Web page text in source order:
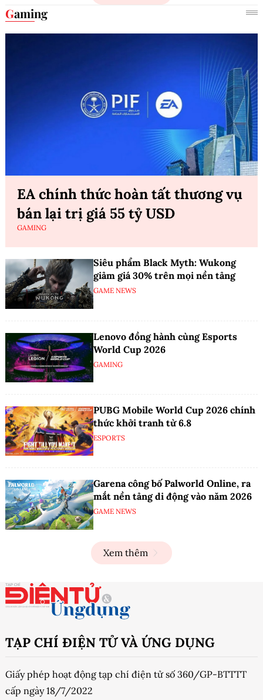
Gaming
EA chính thức hoàn tất thương vụ
bán lại trị giá 55 tỷ USD
GAMING
Siêu phẩm Black Myth: Wukong
giảm giá 30% trên mọi nền tảng
GAME NEWS
Lenovo đồng hành cùng Esports
World Cup 2026
GAMING
PUBG Mobile World Cup 2026 chính
thức khởi tranh từ 6.8
ESPORTS
Garena công bố Palworld Online, ra
mắt nền tảng di động vào năm 2026
GAME NEWS
Xem thêm
TẠP CHÍ ĐIỆN TỬ VÀ ỨNG DỤNG
Giấy phép hoạt động tạp chí điện tử số 360/GP-BTTTT
cấp ngày 18/7/2022